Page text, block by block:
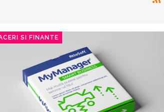
SI FINANTE